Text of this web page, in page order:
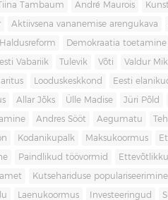
Tambaum André Maurois
Aktiivsena vananemise arengukava
Haldusreform Demokraatia toetamine
Vabariik Tulevik Võti Valdur
Looduskeskkond Eesti
Allar Jõks Ülle Madise Jüri Põld
Andres Sööt Aegumatu
Kodanikupalk Maksukoormus
Paindlikud töövormid
Kutsehariduse populariseerimine
Laenukoormus Investeeringud